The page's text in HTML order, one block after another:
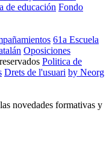
de educación Fondo
61a Escuela
Oposiciones
Politica de
Drets de l'usuari by Neorg
novedades formativas y